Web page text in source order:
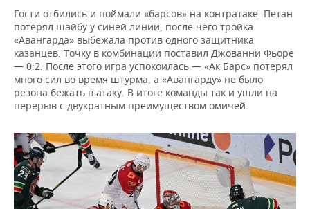
Гости отбились и поймали «барсов» на контратаке. Петан
потерял шайбу у синей линии, после чего тройка
«Авангарда» выбежала против одного защитника
казанцев. Точку в комбинации поставил Джованни Фьоре
— 0:2. После этого игра успокоилась — «Ак Барс» потерял
много сил во время штурма, а «Авангарду» не было
резона бежать в атаку. В итоге команды так и ушли на
перерыв с двукратным преимуществом омичей.